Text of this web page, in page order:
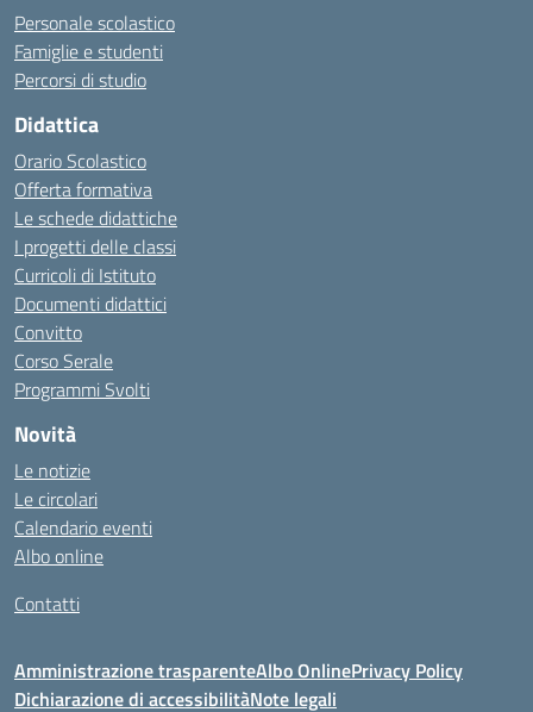
Personale scolastico
Famiglie e studenti
Percorsi di studio
Didattica
Orario Scolastico
Offerta formativa
Le schede didattiche
I progetti delle classi
Curricoli di Istituto
Documenti didattici
Convitto
Corso Serale
Programmi Svolti
Novità
Le notizie
Le circolari
Calendario eventi
Albo online
Contatti
Amministrazione trasparenteAlbo OnlinePrivacy Policy
Dichiarazione di accessibilitàNote legali